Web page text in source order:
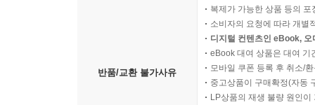
반품/교환 불가사유
복제가 가능한 상품 등의
소비자의 요청에 따라 개별
디지털 컨텐츠인 eBook,
eBook 대여 상품은 대여 기
모바일 쿠폰 등록 후 취소/
중고상품이 구매확정(자동
LP상품의 재생 불량 원인